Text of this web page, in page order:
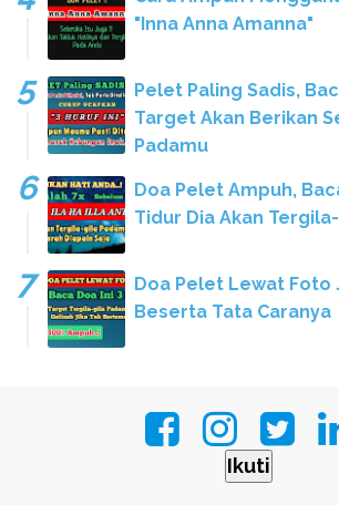
"Inna Anna Amanna"
Pelet Paling Sadis,
Target Akan Berikan
Padamu
Doa Pelet Ampuh,
Tidur Dia Akan
Doa Pelet Lewat Foto
Beserta Tata Caranya
Ikuti